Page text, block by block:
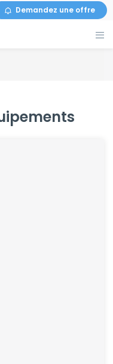
Demandez une offre